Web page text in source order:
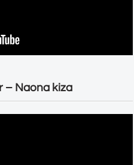
– Naona kiza